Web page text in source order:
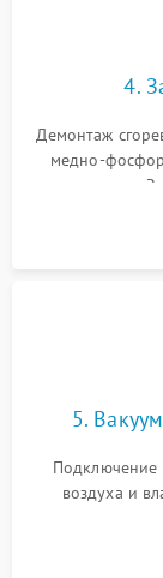
4.
Демонтаж
медно-
осушителя.
сломанных
5.
Подключение
воздуха и
электронным